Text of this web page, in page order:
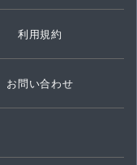
利用規約
お問い合わせ